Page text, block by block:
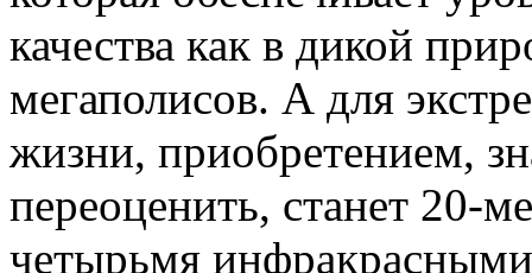
качества как в дикой
мегаполисов. А для
жизни, приобретением,
переоценить, станет 20-
четырьмя